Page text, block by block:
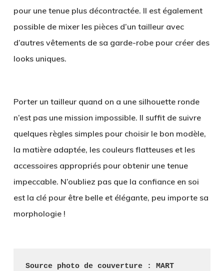
pour une tenue plus décontractée. Il est également
possible de mixer les pièces d’un tailleur avec
d’autres vêtements de sa garde-robe pour créer des
looks uniques.
Porter un tailleur quand on a une silhouette ronde
n’est pas une mission impossible. Il suffit de suivre
quelques règles simples pour choisir le bon modèle,
la matière adaptée, les couleurs flatteuses et les
accessoires appropriés pour obtenir une tenue
impeccable. N’oubliez pas que la confiance en soi
est la clé pour être belle et élégante, peu importe sa
morphologie !
Source photo de couverture : MART